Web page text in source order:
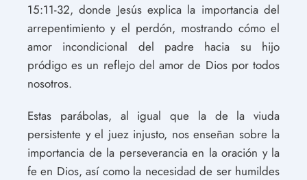
15:11-32, donde Jesús explica la importancia del
arrepentimiento y el perdón, mostrando cómo el
amor incondicional del padre hacia su hijo
pródigo es un reflejo del amor de Dios por todos
nosotros.
Estas parábolas, al igual que la de la viuda
persistente y el juez injusto, nos enseñan sobre la
importancia de la perseverancia en la oración y la
fe en Dios, así como la necesidad de ser humildes